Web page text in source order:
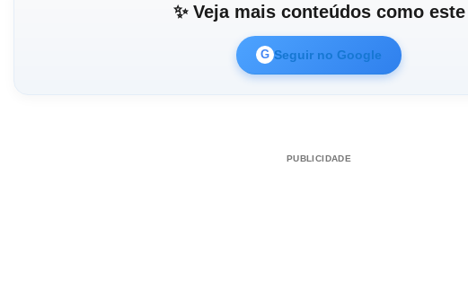
✨ Veja mais conteúdos como este
G Seguir no Google
PUBLICIDADE